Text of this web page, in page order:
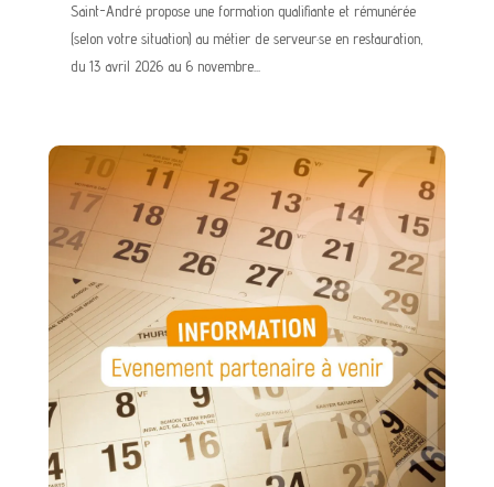
Saint-André propose une formation qualifiante et rémunérée
(selon votre situation) au métier de serveur·se en restauration,
du 13 avril 2026 au 6 novembre...